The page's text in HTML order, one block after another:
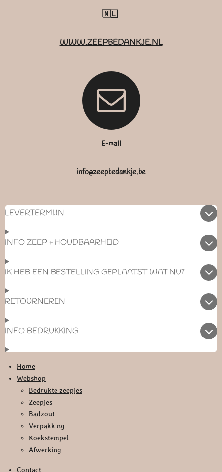
🇳🇱
WWW.ZEEPBEDANKJE.NL
E-mail
info@zeepbedankje.be
LEVERTERMIJN
INFO ZEEP + HOUDBAARHEID
IK HEB EEN BESTELLING GEPLAATST WAT NU?
RETOURNEREN
INFO BEDRUKKING
Home
Webshop
Bedrukte zeepjes
Zeepjes
Badzout
Verpakking
Koekstempel
Afwerking
Contact